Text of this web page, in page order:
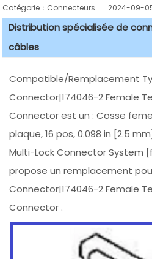
Catégorie：Connecteurs 2024-09-
Distribution spécialisée de
câbles
Compatible/Remplacement
Connector|174046-2 Female
Connector est un : Cosse
plaque, 16 pos, 0.098 in [2.5
Multi-Lock Connector System
propose un remplacement
Connector|174046-2 Female
Connector .